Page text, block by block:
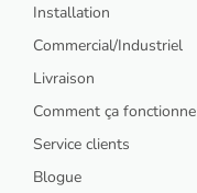
Installation
Commercial/Industriel
Livraison
Comment ça fonctionne
Service clients
Blogue